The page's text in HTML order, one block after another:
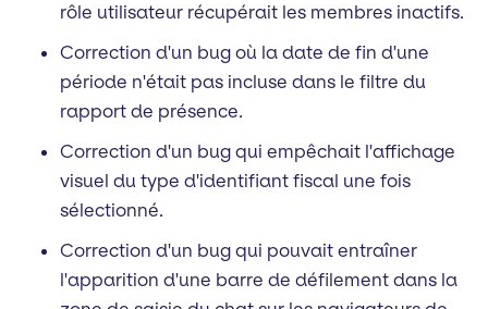
rôle utilisateur récupérait les membres inactifs.
Correction d'un bug où la date de fin d'une
période n'était pas incluse dans le filtre du
rapport de présence.
Correction d'un bug qui empêchait l'affichage
visuel du type d'identifiant fiscal une fois
sélectionné.
Correction d'un bug qui pouvait entraîner
l'apparition d'une barre de défilement dans la